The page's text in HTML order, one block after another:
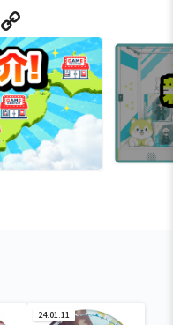
Line
24.01.11